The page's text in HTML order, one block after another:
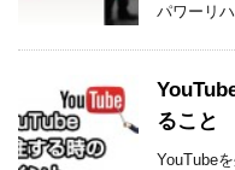
パワーリ
ること
YouTube